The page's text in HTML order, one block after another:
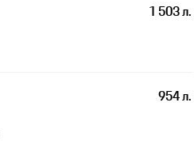
1 503 л.
954 л.